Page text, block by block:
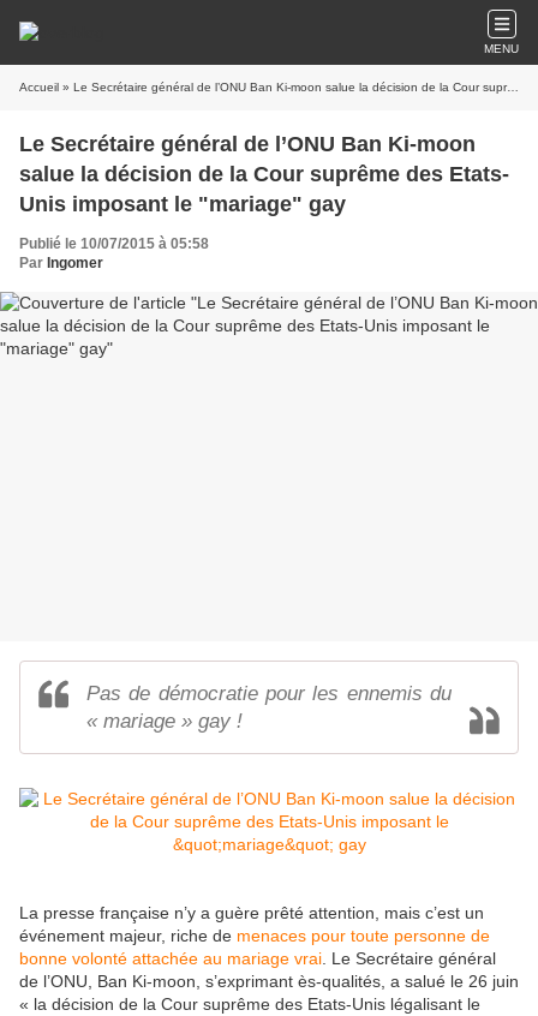
MENU
Accueil » Le Secrétaire général de l’ONU Ban Ki-moon salue la décision de la Cour suprême des Etats-Unis imposant le "mariage" gay
Le Secrétaire général de l’ONU Ban Ki-moon
salue la décision de la Cour suprême des Etats-
Unis imposant le "mariage" gay
Publié le 10/07/2015 à 05:58
Par Ingomer
Pas de démocratie pour les ennemis du
« mariage » gay !
La presse française n’y a guère prêté attention, mais c’est un
événement majeur, riche de menaces pour toute personne de
bonne volonté attachée au mariage vrai . Le Secrétaire général
de l’ONU, Ban Ki-moon, s’exprimant ès-qualités, a salué le 26 juin
« la décision de la Cour suprême des Etats-Unis légalisant le